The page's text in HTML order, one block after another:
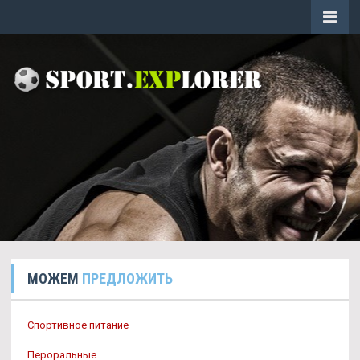
МОЖЕМ ПРЕДЛОЖИТЬ
Спортивное питание
Пероральные